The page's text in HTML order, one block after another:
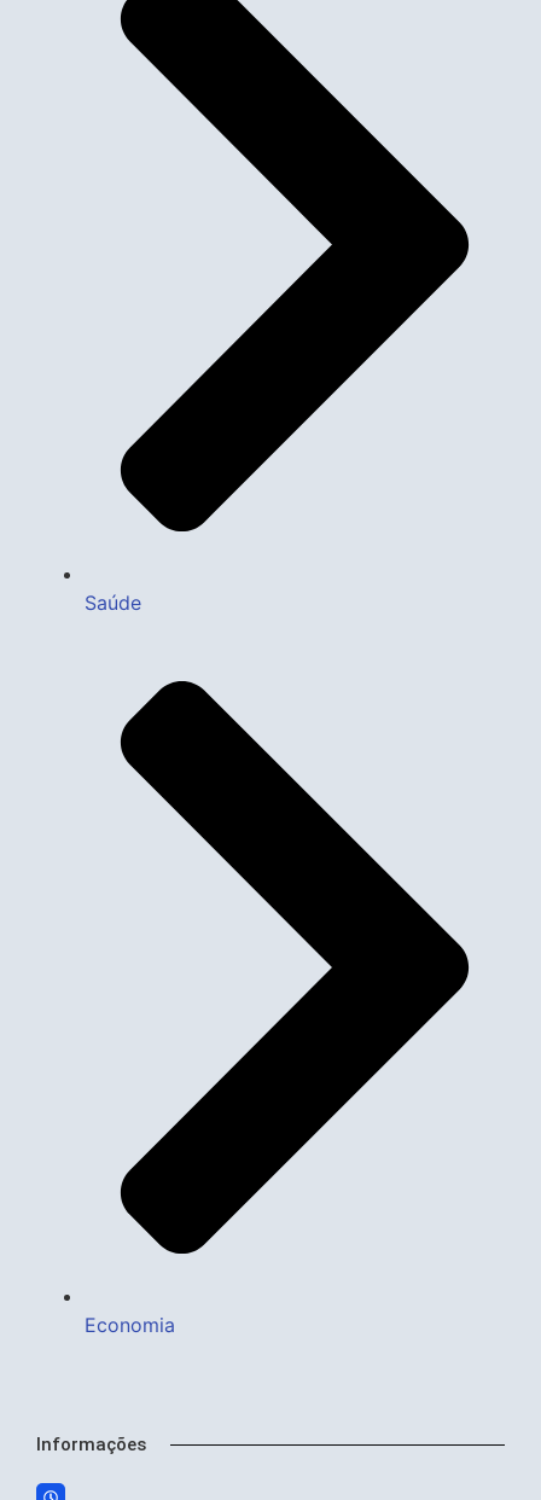
Saúde
Economia
Informações